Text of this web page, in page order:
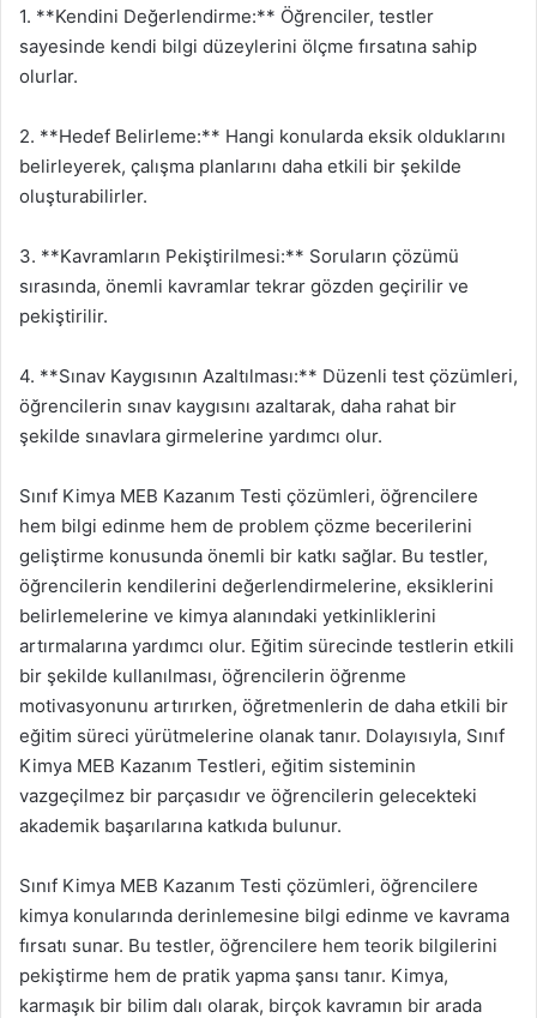
1. **Kendini Değerlendirme:** Öğrenciler, testler
sayesinde kendi bilgi düzeylerini ölçme fırsatına sahip
olurlar.
2. **Hedef Belirleme:** Hangi konularda eksik olduklarını
belirleyerek, çalışma planlarını daha etkili bir şekilde
oluşturabilirler.
3. **Kavramların Pekiştirilmesi:** Soruların çözümü
sırasında, önemli kavramlar tekrar gözden geçirilir ve
pekiştirilir.
4. **Sınav Kaygısının Azaltılması:** Düzenli test çözümleri,
öğrencilerin sınav kaygısını azaltarak, daha rahat bir
şekilde sınavlara girmelerine yardımcı olur.
Sınıf Kimya MEB Kazanım Testi çözümleri, öğrencilere
hem bilgi edinme hem de problem çözme becerilerini
geliştirme konusunda önemli bir katkı sağlar. Bu testler,
öğrencilerin kendilerini değerlendirmelerine, eksiklerini
belirlemelerine ve kimya alanındaki yetkinliklerini
artırmalarına yardımcı olur. Eğitim sürecinde testlerin etkili
bir şekilde kullanılması, öğrencilerin öğrenme
motivasyonunu artırırken, öğretmenlerin de daha etkili bir
eğitim süreci yürütmelerine olanak tanır. Dolayısıyla, Sınıf
Kimya MEB Kazanım Testleri, eğitim sisteminin
vazgeçilmez bir parçasıdır ve öğrencilerin gelecekteki
akademik başarılarına katkıda bulunur.
Sınıf Kimya MEB Kazanım Testi çözümleri, öğrencilere
kimya konularında derinlemesine bilgi edinme ve kavrama
fırsatı sunar. Bu testler, öğrencilere hem teorik bilgilerini
pekiştirme hem de pratik yapma şansı tanır. Kimya,
karmaşık bir bilim dalı olarak, birçok kavramın bir arada